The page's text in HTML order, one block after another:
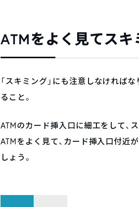
ATMをよく見てスキ
「スキミング」にも注意しなければ
ること。
ATMのカード挿入口に細工をして、
ATMをよく見て、カード挿入口付近
しょう。